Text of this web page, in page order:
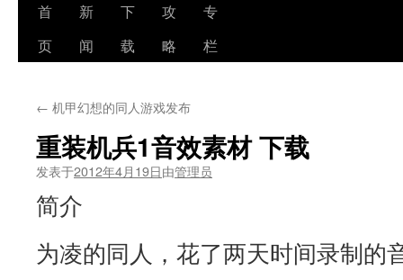
首
页
新
闻
下
载
攻
略
专
栏
← 机甲幻想的同人游戏发布
重装机兵1音效素材 下载
发表于2012年4月19日由管理员
简介
为凌的同人，花了两天时间录制的